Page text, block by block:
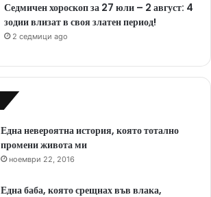
Седмичен хороскоп за 27 юли – 2 август: 4
зодии влизат в своя златен период!
2 седмици ago
Една невероятна история, която тотално
промени живота ми
ноември 22, 2016
Една баба, която срещнах във влака,